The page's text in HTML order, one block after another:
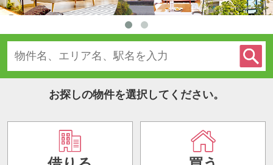
お探しの物件を選択してください。